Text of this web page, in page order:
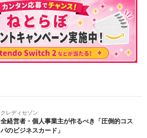
クレディセゾン
全経営者・個人事業主が作るべき「圧倒的コス
パのビジネスカード」